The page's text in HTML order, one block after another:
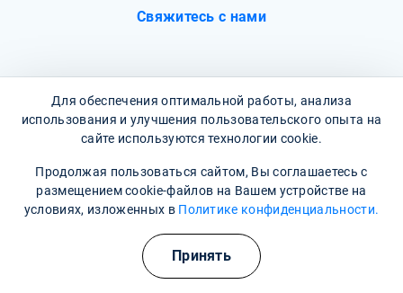
Свяжитесь с нами
О клинике
Фотогалерея
Отзывы
Вопрос - ответ
Для обеспечения оптимальной работы, анализа
использования и улучшения пользовательского опыта на
сайте используются технологии cookie.
Продолжая пользоваться сайтом, Вы соглашаетесь с
размещением cookie-файлов на Вашем устройстве на
условиях, изложенных в Политике конфиденциальности.
Принять